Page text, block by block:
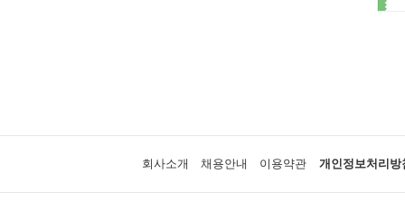
회사소개 채용안내 이용약관 개인정보처리방